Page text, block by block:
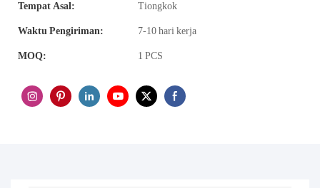
Tempat Asal:
Tiongkok
Waktu Pengiriman: 7-10 hari kerja
MOQ: 1 PCS